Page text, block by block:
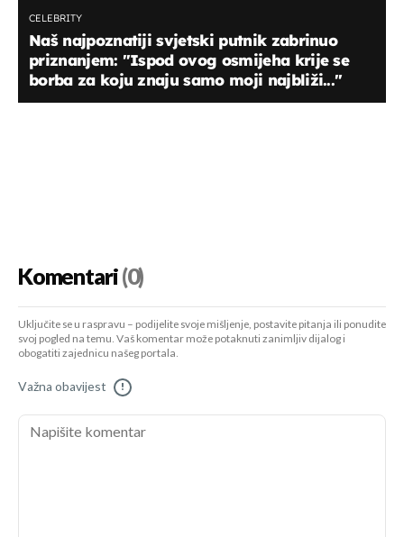
CELEBRITY
Naš najpoznatiji svjetski putnik zabrinuo
priznanjem: "Ispod ovog osmijeha krije se
borba za koju znaju samo moji najbliži..."
Komentari(0)
Uključite se u raspravu – podijelite svoje mišljenje, postavite pitanja ili ponudite
svoj pogled na temu. Vaš komentar može potaknuti zanimljiv dijalog i
obogatiti zajednicu našeg portala.
Važna obavijest !